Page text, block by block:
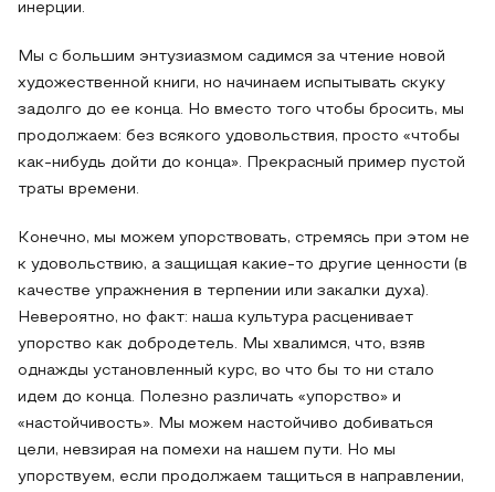
инерции.
Мы с большим энтузиазмом садимся за чтение новой
художественной книги, но начинаем испытывать скуку
задолго до ее конца. Но вместо того чтобы бросить, мы
продолжаем: без всякого удовольствия, просто «чтобы
как-нибудь дойти до конца». Прекрасный пример пустой
траты времени.
Конечно, мы можем упорствовать, стремясь при этом не
к удовольствию, а защищая какие-то другие ценности (в
качестве упражнения в терпении или закалки духа).
Невероятно, но факт: наша культура расценивает
упорство как добродетель. Мы хвалимся, что, взяв
однажды установленный курс, во что бы то ни стало
идем до конца. Полезно различать «упорство» и
«настойчивость». Мы можем настойчиво добиваться
цели, невзирая на помехи на нашем пути. Но мы
упорствуем, если продолжаем тащиться в направлении,